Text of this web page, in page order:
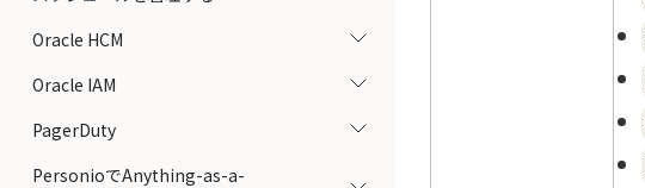
Oracle HCM
Oracle IAM
PagerDuty
PersonioでAnything-as-a-